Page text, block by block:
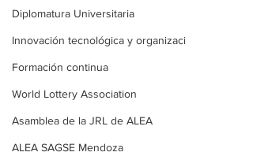
Diplomatura Universitaria
Innovación tecnológica y organizaci
Formación continua
World Lottery Association
Asamblea de la JRL de ALEA
ALEA SAGSE Mendoza